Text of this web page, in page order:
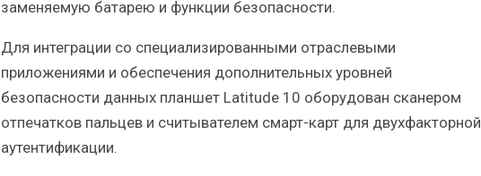
заменяемую батарею и функции безопасности.
Для интеграции со специализированными отраслевыми
приложениями и обеспечения дополнительных уровней
безопасности данных планшет Latitude 10 оборудован сканером
отпечатков пальцев и считывателем смарт-карт для двухфакторной
аутентификации.